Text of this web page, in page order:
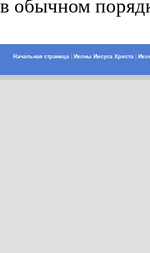
в обычном
Начальная страница| Иконы Иисуса Христа|